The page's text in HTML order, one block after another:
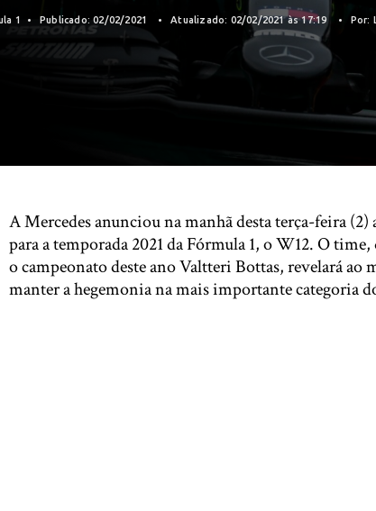
1 Publicado: 02/02/2021 Atualizado: 02/02/2021 às 17:19 Por:
A Mercedes anunciou na manhã desta terça-feira
para a temporada 2021 da Fórmula 1, o W12. O
o campeonato deste ano Valtteri Bottas, revelará
manter a hegemonia na mais importante categoria